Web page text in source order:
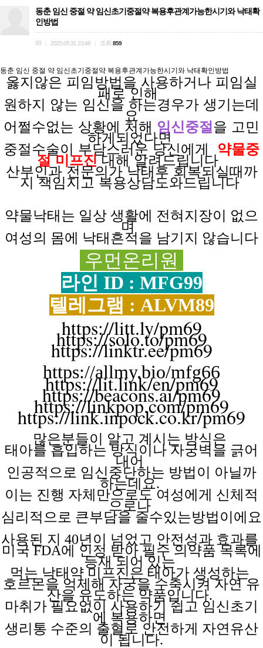
동춘 임신 중절 약 임신초기중절약 복용후관계가능한시기와 낙태확
인방법
00 2025.05.31 23:48 조회 859
동춘 임신 중절 약 임신초기중절약 복용후관계가능한시기와 낙태확인방법
옳지않은 피임방법을 사용하거나피임실
패로인해
원하지 않는 임신을 하는경우가 생기는데
요
어쩔수없는 상황에 처해 임신중절 을 고민
하게되었다면
중절수술이 부담스러운 당신에게 약물중
절 미프진 대해 알려드립니다
산부인과 전문의가낙태후 회복되실때까
지책임지고 복용상담도와드립니다
약물낙태는 일상 생활에 전혀지장이 없으
며
여성의 몸에 낙태흔적을 남기지 않습니다
우먼온리원
라인 ID : MFG99
텔레그램 : ALVM89
https://litt.ly/pm69
https://solo.to/pm69
https://linktr.ee/pm69
https://allmy.bio/mfg66
https://lit.link/en/pm69
https://beacons.ai/pm69
https://linkpop.com/pm69
https://link.inpock.co.kr/pm69
많은분들이 알고 계시는 방식은
태아를 흡입하는방식이나자궁벽을 긁어
내어
인공적으로 임신중단하는 방법이 아닐까
하는데요.
이는 진행 자체만으로도여성에게 신체적
으로나
심리적으로 큰부담을 줄수있는방법이에요
사용된 지 40년이 넘었고 안전성과 효과를
미국 FDA에 인정 받아 필수 의약품 목록에
등재 되어 있는
먹는 낙태약미프진은 태아가 생성하는
호르몬을 억제해 자궁을 수축시켜자연유
산을 유도하는 약품입니다.
마취가 필요없이 사용하기 쉽고 임신초기
에 복용하면
생리통 수준의 출혈로 안전하게 자연유산
이 됩니다.